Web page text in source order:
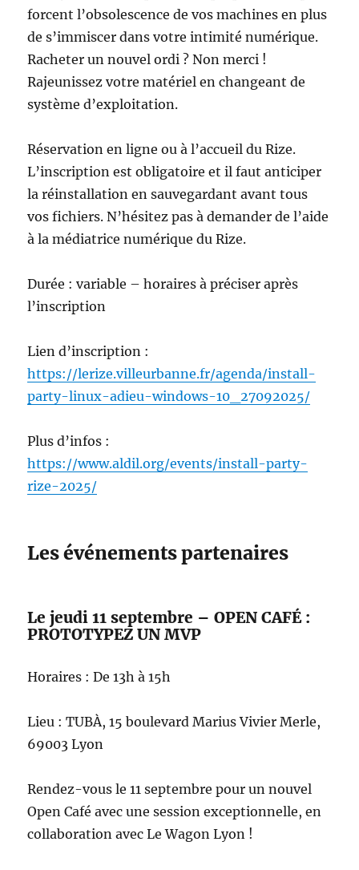
forcent l’obsolescence de vos machines en plus
de s’immiscer dans votre intimité numérique.
Racheter un nouvel ordi ? Non merci !
Rajeunissez votre matériel en changeant de
système d’exploitation.
Réservation en ligne ou à l’accueil du Rize.
L’inscription est obligatoire et il faut anticiper
la réinstallation en sauvegardant avant tous
vos fichiers. N’hésitez pas à demander de l’aide
à la médiatrice numérique du Rize.
Durée : variable – horaires à préciser après
l’inscription
Lien d’inscription :
https://lerize.villeurbanne.fr/agenda/install-
party-linux-adieu-windows-10_27092025/
Plus d’infos :
https://www.aldil.org/events/install-party-
rize-2025/
Les événements partenaires
Le jeudi 11 septembre – OPEN CAFÉ :
PROTOTYPEZ UN MVP
Horaires : De 13h à 15h
Lieu : TUBÀ, 15 boulevard Marius Vivier Merle,
69003 Lyon
Rendez-vous le 11 septembre pour un nouvel
Open Café avec une session exceptionnelle, en
collaboration avec Le Wagon Lyon !